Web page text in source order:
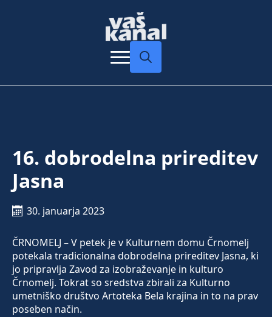
16. dobrodelna prireditev
Jasna
30. januarja 2023
ČRNOMELJ – V petek je v Kulturnem domu Črnomelj
potekala tradicionalna dobrodelna prireditev Jasna, ki
jo pripravlja Zavod za izobraževanje in kulturo
Črnomelj. Tokrat so sredstva zbirali za Kulturno
umetniško društvo Artoteka Bela krajina in to na prav
poseben način.